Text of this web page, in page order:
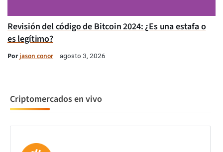
Revisión del código de Bitcoin 2024: ¿Es una estafa o
es legítimo?
Porjason conor agosto 3, 2026
Criptomercados en vivo